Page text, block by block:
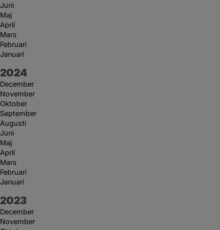
Juni
Maj
April
Mars
Februari
Januari
År:
2024
December
November
Oktober
September
Augusti
Juni
Maj
April
Mars
Februari
Januari
År:
2023
December
November